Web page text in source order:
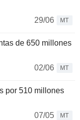
29/06
MT
de 650 millones
02/06
MT
por 510 millones
07/05
MT